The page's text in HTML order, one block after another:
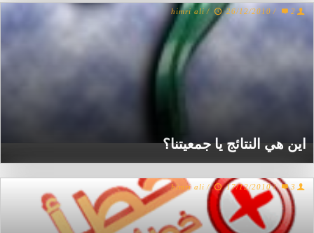
اين هي النتائج يا جمعيتنا؟
himri ali / 26/12/2010 / 2
himri ali / 17/12/2010 / 3